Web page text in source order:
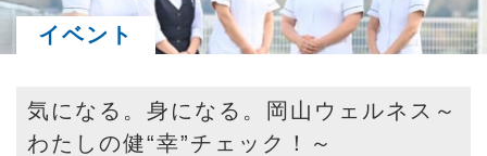
イベント
気になる。身になる。岡山ウェルネス～
わたしの健“幸”チェック！～